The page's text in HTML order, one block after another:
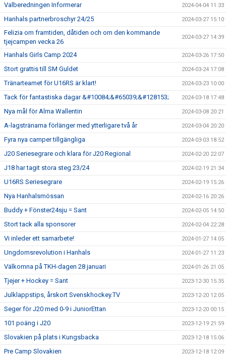
Valberedningen Informerar 2024-04-04 11:33
Hanhals partnerbroschyr 24/25 2024-03-27 15:10
Felizia om framtiden, dåtiden och om den kommande
tjejcampen vecka 26
2024-03-27 14:39
Hanhals Girls Camp 2024 2024-03-26 17:50
Stort grattis till SM Guldet 2024-03-24 17:08
Tränarteamet för U16RS är klart! 2024-03-23 10:00
Tack för fantastiska dagar &#10084;&#65039;&#128153; 2024-03-18 17:48
Nya mål för Alma Wallentin 2024-03-08 20:21
A-lagstränarna förlänger med ytterligare två år 2024-03-04 20:20
Fyra nya camper tillgängliga 2024-03-03 18:52
J20 Seriesegrare och klara för J20 Regional 2024-02-20 22:07
J18 har tagit stora steg 23/24 2024-02-19 21:34
U16RS Seriesegrare 2024-02-19 15:26
Nya Hanhalsmössan 2024-02-16 20:26
Buddy + Fönster24sju = Sant 2024-02-05 14:50
Stort tack alla sponsorer 2024-02-04 22:28
Vi inleder ett samarbete! 2024-01-27 14:05
Ungdomsrevolution i Hanhals 2024-01-27 11:23
Välkomna på TKH-dagen 28 januari 2024-01-26 21:05
Tjejer + Hockey = Sant 2023-12-30 15:35
Julklappstips, årskort Svenskhockey.TV 2023-12-20 12:05
Seger för J20 med 0-9 i JuniorEttan 2023-12-20 00:15
101 poäng i J20 2023-12-19 21:59
Slovakien på plats i Kungsbacka 2023-12-18 15:06
Pre Camp Slovakien 2023-12-18 12:09